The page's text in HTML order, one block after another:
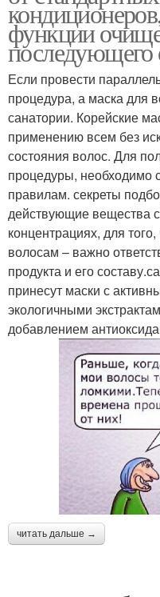
функции
последующего
Если провести
процедура, а маска для
санатории. Корейские
применению всем без
состояния волос. Для
процедуры, необходимо
правилам. секреты
действующие вещества
концентрациях, для
волосам – важно
продукта и его
принесут маски с
экологичными
добавлением
читать дальше →